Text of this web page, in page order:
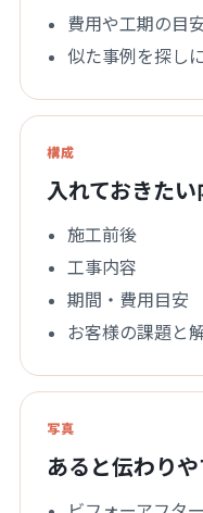
費用や工期の目
似た事例を探し
構成
入れておきたい
施工前後
工事内容
期間・費用目安
お客様の課題と
写真
あると伝わり